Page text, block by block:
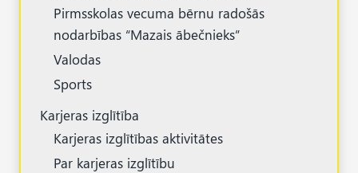
Pirmsskolas vecuma bērnu radošās
nodarbības “Mazais ābečnieks”
Valodas
Sports
Karjeras izglītība
Karjeras izglītības aktivitātes
Par karjeras izglītību